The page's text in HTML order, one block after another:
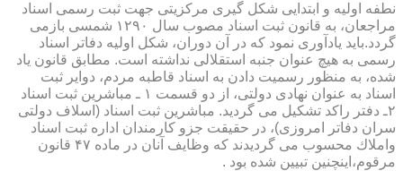
نطفه اولیه و ابتدایی شكل گیری مركزیتی جهت ثبت رسمی اسناد
مراجعان، به قانون ثبت اسناد مصوب سال ۱۲۹۰ شمسی بازمی
گردد.باید یادآوری نمود كه در آن دوران، شكل اولیه دفاتر اسناد
رسمی به هیچ عنوان جنبه استقلالی نداشته است. مطابق قانون یاد
شده، به منظور رسمیت دادن به اسناد قاطبه مردم، دوایر ثبت
اسناد به عنوان نهادی دولتی، از دو قسمت ۱ ـ مباشرین ثبت اسناد
۲ـ دفتر راكد تشكیل می گردید. مباشرین ثبت اسناد (اسلاف دولتی
سران دفاتر امروزی)، در حقیقت جزو كارمندان اداره ثبت اسناد
واملاك محسوب می گردیدند كه وظایف آنان در ماده ۴۷ قانون
مرقوم،اینچنین تبیین شده بود .